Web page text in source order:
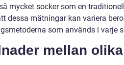
mycket socker som en
dessa mätningar kan variera
som används i varje
mellan